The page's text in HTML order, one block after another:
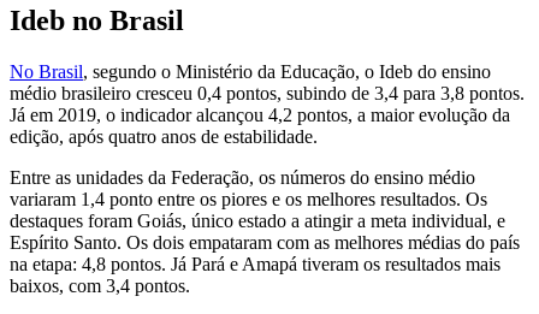
Ideb no Brasil
No Brasil, segundo o Ministério da Educação, o Ideb do ensino
médio brasileiro cresceu 0,4 pontos, subindo de 3,4 para 3,8 pontos.
Já em 2019, o indicador alcançou 4,2 pontos, a maior evolução da
edição, após quatro anos de estabilidade.
Entre as unidades da Federação, os números do ensino médio
variaram 1,4 ponto entre os piores e os melhores resultados. Os
destaques foram Goiás, único estado a atingir a meta individual, e
Espírito Santo. Os dois empataram com as melhores médias do país
na etapa: 4,8 pontos. Já Pará e Amapá tiveram os resultados mais
baixos, com 3,4 pontos.